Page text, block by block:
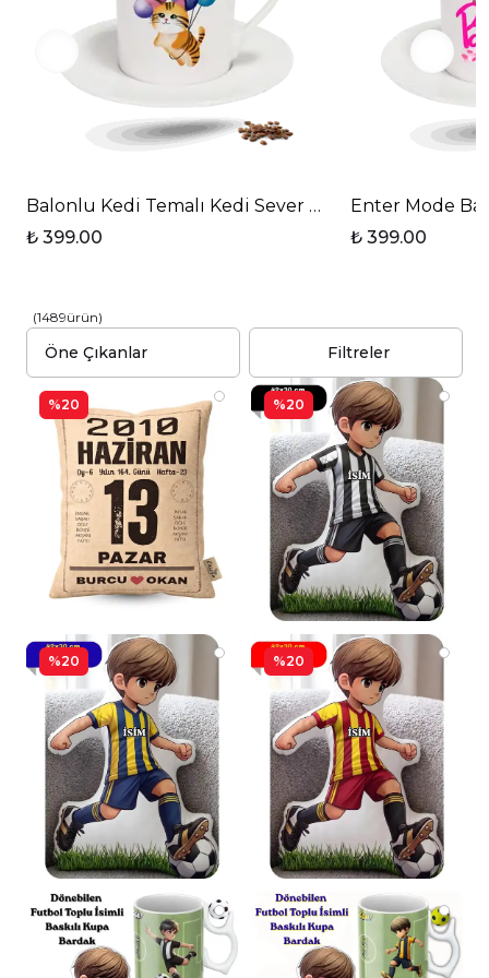
Balonlu Kedi Temalı Kedi Sever Baskılı Porselen
₺ 399.00
Enter Mode
₺ 399.00
(1489ürün)
Filtreler
%20 %20
%20 %20